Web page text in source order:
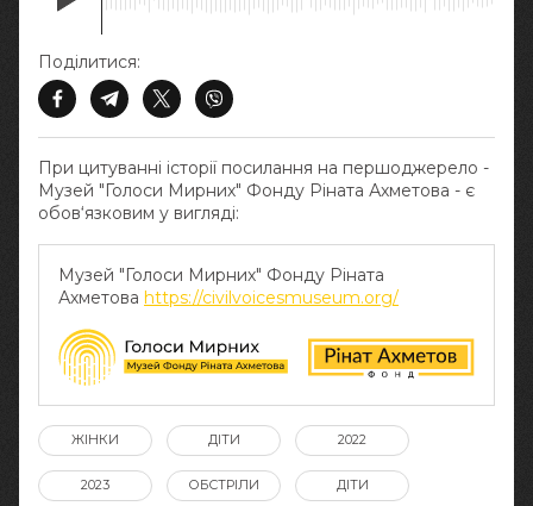
При цитуванні історії посилання на першоджерело -
Музей "Голоси Мирних" Фонду Ріната Ахметова - є
обов‘язковим у вигляді:
Музей "Голоси Мирних" Фонду Ріната
Ахметова https://civilvoicesmuseum.org/
Поділитися:
ЖІНКИ ДІТИ 2022
2023 ОБСТРІЛИ ДІТИ